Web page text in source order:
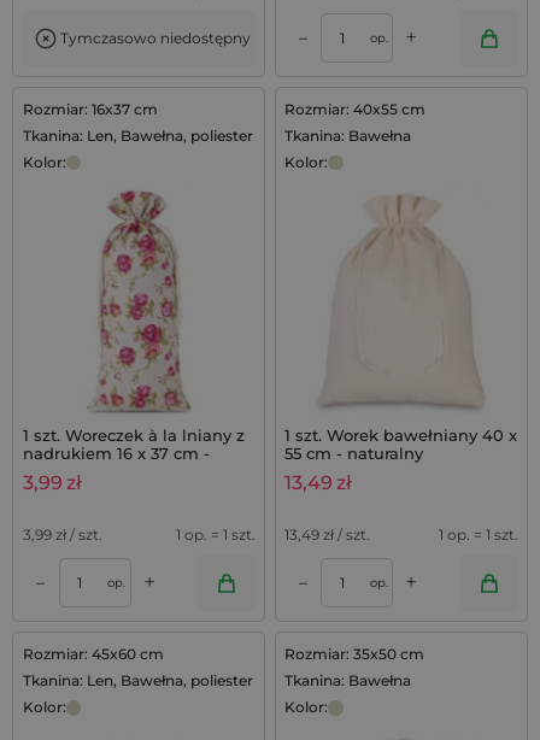
Tymczasowo niedostępny – op. +
Rozmiar: 16x37 cm
Tkanina: Len, Bawełna, poliester
Kolor:
1 szt. Woreczek à la lniany z
nadrukiem 16 x 37 cm -
naturalne / róże
3,99 zł
3,99 zł / szt. 1 op. = 1 szt.
– op. +
Rozmiar: 40x55 cm
Tkanina: Bawełna
Kolor:
1 szt. Worek bawełniany 40 x
55 cm - naturalny
13,49 zł
13,49 zł / szt. 1 op. = 1 szt.
– op. +
Rozmiar: 45x60 cm
Tkanina: Len, Bawełna, poliester
Kolor:
Rozmiar: 35x50 cm
Tkanina: Bawełna
Kolor: